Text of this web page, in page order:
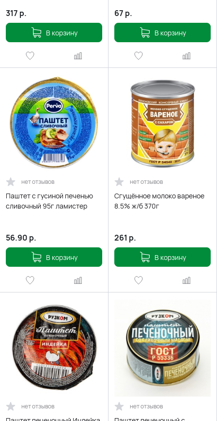
317 р.
В корзину
67 р.
В корзину
нет отзывов
Паштет с гусиной печенью
сливочный 95г ламистер
56.90 р.
В корзину
нет отзывов
Сгущённое молоко вареное
8.5% ж/б 370г
261 р.
В корзину
нет отзывов нет отзывов